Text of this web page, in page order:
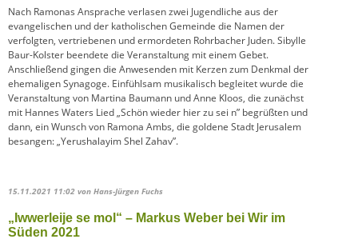
Nach Ramonas Ansprache verlasen zwei Jugendliche aus der
evangelischen und der katholischen Gemeinde die Namen der
verfolgten, vertriebenen und ermordeten Rohrbacher Juden. Sibylle
Baur-Kolster beendete die Veranstaltung mit einem Gebet.
Anschließend gingen die Anwesenden mit Kerzen zum Denkmal der
ehemaligen Synagoge. Einfühlsam musikalisch begleitet wurde die
Veranstaltung von Martina Baumann und Anne Kloos, die zunächst
mit Hannes Waters Lied „Schön wieder hier zu sei n” begrüßten und
dann, ein Wunsch von Ramona Ambs, die goldene Stadt Jerusalem
besangen: „Yerushalayim Shel Zahav”.
15.11.2021 11:02 von Hans-Jürgen Fuchs
„Iwwerleije se mol“ – Markus Weber bei Wir im
Süden 2021